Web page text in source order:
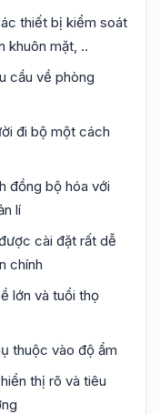
thiết bị kiểm soát
khuôn mặt, ..
cầu về phòng
đi bộ một cách
đồng bộ hóa với
lí
cài đặt rất dễ
chính
lớn và tuổi thọ
thuộc vào độ ẩm
thị rõ và tiêu